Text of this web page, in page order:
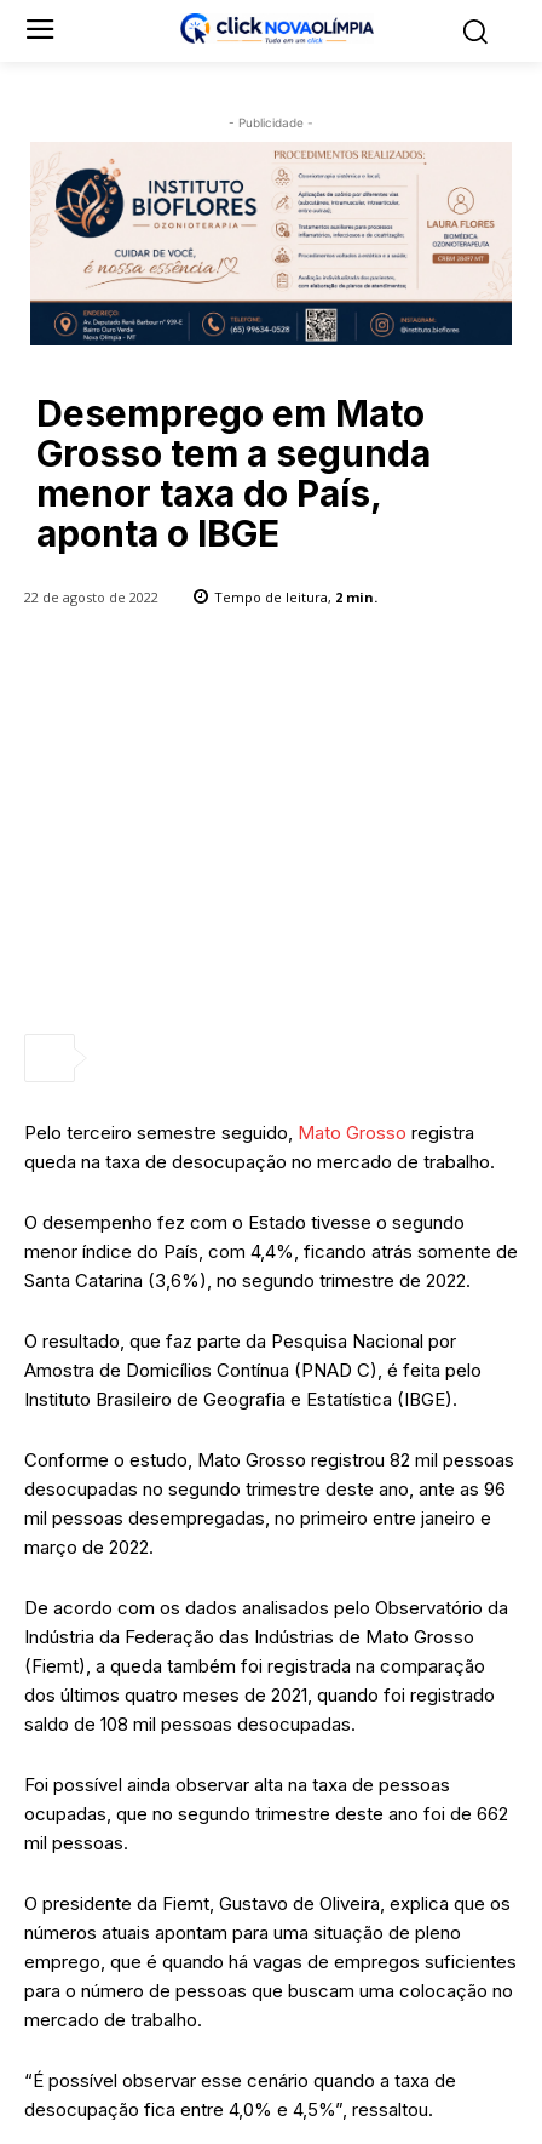
- Publicidade -
Desemprego em Mato
Grosso tem a segunda
menor taxa do País,
aponta o IBGE
22 de agosto de 2022 Tempo de leitura, 2 min.
Pelo terceiro semestre seguido, Mato Grosso registra
queda na taxa de desocupação no mercado de trabalho.
O desempenho fez com o Estado tivesse o segundo
menor índice do País, com 4,4%, ficando atrás somente de
Santa Catarina (3,6%), no segundo trimestre de 2022.
O resultado, que faz parte da Pesquisa Nacional por
Amostra de Domicílios Contínua (PNAD C), é feita pelo
Instituto Brasileiro de Geografia e Estatística (IBGE).
Conforme o estudo, Mato Grosso registrou 82 mil pessoas
desocupadas no segundo trimestre deste ano, ante as 96
mil pessoas desempregadas, no primeiro entre janeiro e
março de 2022.
De acordo com os dados analisados pelo Observatório da
Indústria da Federação das Indústrias de Mato Grosso
(Fiemt), a queda também foi registrada na comparação
dos últimos quatro meses de 2021, quando foi registrado
saldo de 108 mil pessoas desocupadas.
Foi possível ainda observar alta na taxa de pessoas
ocupadas, que no segundo trimestre deste ano foi de 662
mil pessoas.
O presidente da Fiemt, Gustavo de Oliveira, explica que os
números atuais apontam para uma situação de pleno
emprego, que é quando há vagas de empregos suficientes
para o número de pessoas que buscam uma colocação no
mercado de trabalho.
“É possível observar esse cenário quando a taxa de
desocupação fica entre 4,0% e 4,5%”, ressaltou.